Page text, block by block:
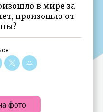
в мире за
произошло от
фото